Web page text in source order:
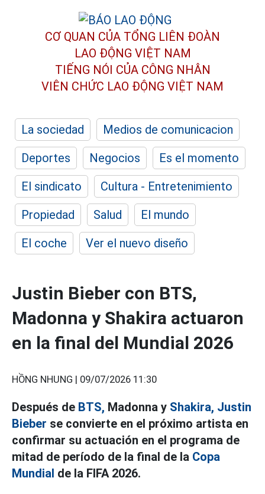
CƠ QUAN CỦA TỔNG LIÊN ĐOÀN
LAO ĐỘNG VIỆT NAM
TIẾNG NÓI CỦA CÔNG NHÂN
VIÊN CHỨC LAO ĐỘNG VIỆT NAM
La sociedad
Medios de comunicacion
Deportes
Negocios
Es el momento
El sindicato
Cultura - Entretenimiento
Propiedad
Salud
El mundo
El coche
Ver el nuevo diseño
Justin Bieber con BTS,
Madonna y Shakira actuaron
en la final del Mundial 2026
HỒNG NHUNG | 09/07/2026 11:30
Después de BTS, Madonna y Shakira, Justin
Bieber se convierte en el próximo artista en
confirmar su actuación en el programa de
mitad de período de la final de la Copa
Mundial de la FIFA 2026.